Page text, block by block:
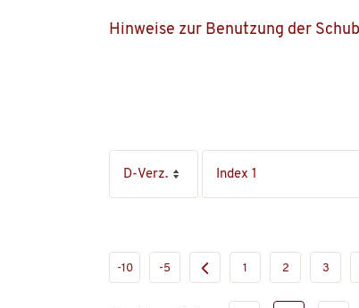
Hinweise zur Benutzung der
-10 -5 1 2 3